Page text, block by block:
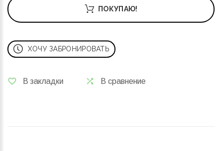
ПОКУПАЮ!
ХОЧУ ЗАБРОНИРОВАТЬ
В закладки В сравнение